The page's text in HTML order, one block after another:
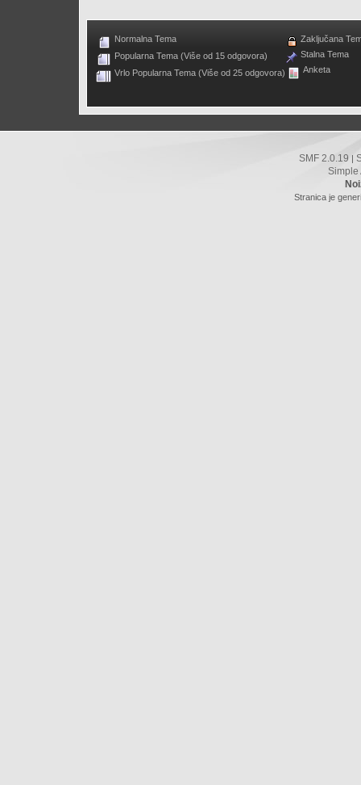
Normalna Tema
Popularna Tema (Više od 15 odgovora)
Vrlo Popularna Tema (Više od 25 odgovora)
Zaključana
Stalna Tema
Anketa
SMF 2.0.19 |
Simple
Stranica je